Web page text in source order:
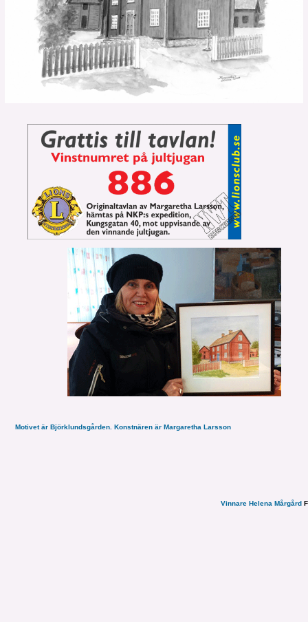
Motivet är Björklundsgården. Konstnären är Margaretha Larsson
Vinnare Helena Mårgård